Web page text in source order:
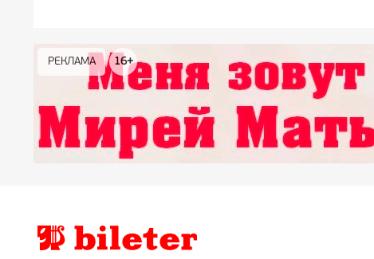
РЕКЛАМА 16+
РЕКЛАМА 16+
РЕКЛАМА 12+
РЕКЛАМА
РЕКЛАМА 0+
РЕКЛАМА 18+